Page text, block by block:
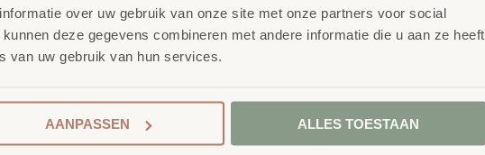
over uw gebruik van onze site met onze partners voor social
deze gegevens combineren met andere informatie die u aan ze heeft
van uw gebruik van hun services.
AANPASSEN ALLES TOESTAAN